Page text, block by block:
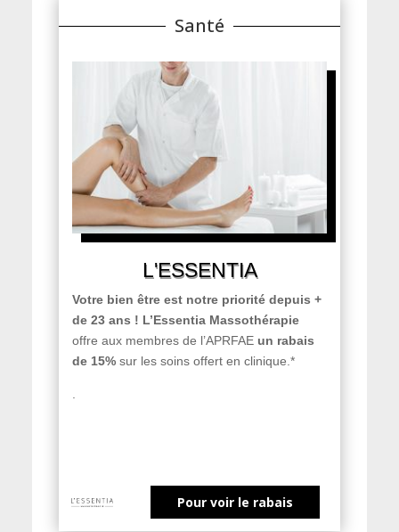
Santé
L'ESSENTIA
Votre bien être est notre priorité depuis +
de 23 ans ! L’Essentia Massothérapie
offre aux membres de l’APRFAE un rabais
de 15%sur les soins offert en clinique.*
Pour voir le rabais